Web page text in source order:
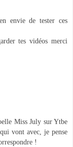
envie de tester ces
tes vidéos merci
Miss July sur Ytbe
vont avec, je pense
!